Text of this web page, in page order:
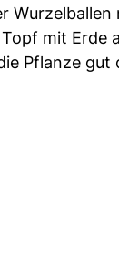
mit Erde
Pflanze gut